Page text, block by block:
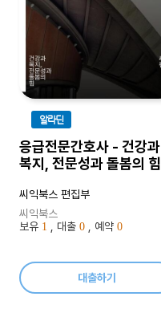
알라딘
응급전문간호사 - 건강과
복지, 전문성과 돌봄의 힘
씨익북스 편집부
씨익북스
보유 1 , 대출 0 , 예약 0
대출하기